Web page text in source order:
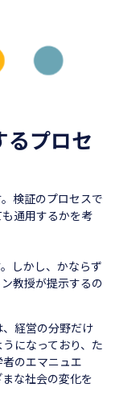
るプロセ
検証のプロセスで
通用するかを考
しかし、かならず
教授が提示するの
経営の分野だけ
になっており、た
のエマニュエ
な社会の変化を